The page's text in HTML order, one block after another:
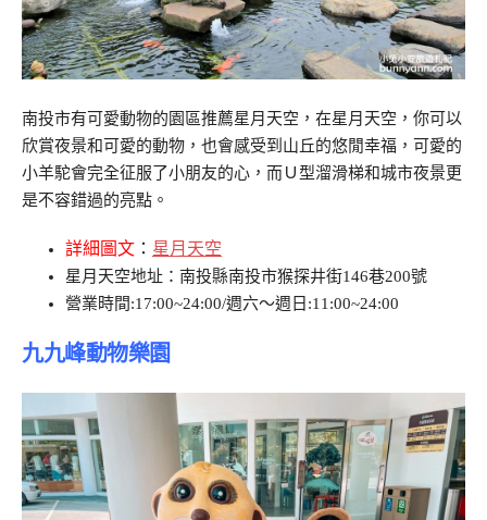
南投市有可愛動物的園區推薦星月天空，在星月天空，你可以
欣賞夜景和可愛的動物，也會感受到山丘的悠閒幸福，可愛的
小羊駝會完全征服了小朋友的心，而Ｕ型溜滑梯和城市夜景更
是不容錯過的亮點。
詳細圖文 ： 星月天空
星月天空地址：南投縣南投市猴探井街146巷200號
營業時間:17:00~24:00/週六～週日:11:00~24:00
九九峰動物樂園